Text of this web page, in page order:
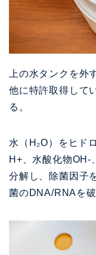
上の水タンクを外
他に特許取得して
る。
水（H₂O）をヒド
H+、水酸化物OH-
分解し、除菌因子
菌のDNA/RNAを